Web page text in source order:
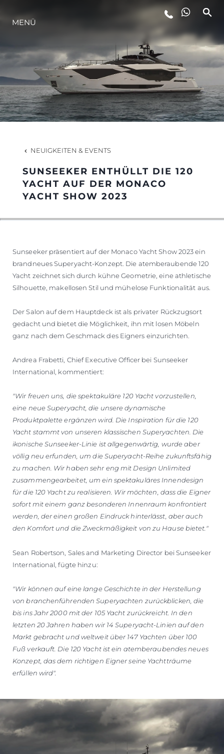
LIFESTYLE
INNOVATION
DIE FIRMA
DAS TEAM
GESCHICHTE
BEWERTEN SIE IHR BOOT
MENÜ
NEUIGKEITEN & EVENTS
SUNSEEKER ENTHÜLLT DIE 120
YACHT AUF DER MONACO
YACHT SHOW 2023
Sunseeker präsentiert auf der Monaco Yacht Show 2023 ein
brandneues Superyacht-Konzept. Die atemberaubende 120
Yacht zeichnet sich durch kühne Geometrie, eine athletische
Silhouette, makellosen Stil und mühelose Funktionalität aus.
Der Salon auf dem Hauptdeck ist als privater Rückzugsort
gedacht und bietet die Möglichkeit, ihn mit losen Möbeln
ganz nach dem Geschmack des Eigners einzurichten.
Andrea Frabetti, Chief Executive Officer bei Sunseeker
International, kommentiert:
"Wir freuen uns, die spektakuläre 120 Yacht vorzustellen,
eine neue Superyacht, die unsere dynamische
Produktpalette ergänzen wird. Die Inspiration für die 120
Yacht stammt von unseren klassischen Superyachten. Die
ikonische Sunseeker-Linie ist allgegenwärtig, wurde aber
völlig neu erfunden, um die Superyacht-Reihe zukunftsfähig
zu machen. Wir haben sehr eng mit Design Unlimited
zusammengearbeitet, um ein spektakuläres Innendesign
für die 120 Yacht zu realisieren. Wir möchten, dass die Eigner
sofort mit einem ganz besonderen Innenraum konfrontiert
werden, der einen großen Eindruck hinterlässt, aber auch
den Komfort und die Zweckmäßigkeit von zu Hause bietet."
Sean Robertson, Sales and Marketing Director bei Sunseeker
International, fügte hinzu:
"Wir können auf eine lange Geschichte in der Herstellung
von branchenführenden Superyachten zurückblicken, die
bis ins Jahr 2000 mit der 105 Yacht zurückreicht. In den
letzten 20 Jahren haben wir 14 Superyacht-Linien auf den
Markt gebracht und weltweit über 147 Yachten über 100
Fuß verkauft. Die 120 Yacht ist ein atemberaubendes neues
Konzept, das dem richtigen Eigner seine Yachtträume
erfüllen wird".